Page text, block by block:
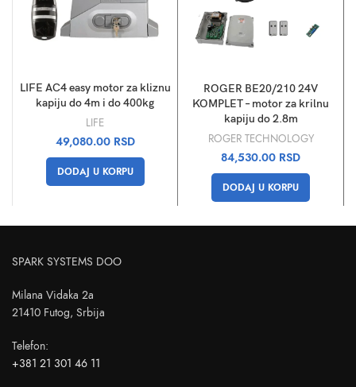
LIFE AC4 easy motor za kliznu
kapiju do 4m i do 400kg
LIFE
49,080.00 RSD
DODAJ U KORPU
ROGER BE20/210 24V
KOMPLET – motor za krilnu
kapiju do 2.8m
ROGER TECHNOLOGY
84,530.00 RSD
DODAJ U KORPU
SPARK SYSTEMS DOO
Milana Vidaka 2a
21410 Futog, Srbija
Telefon:
+381 21 301 46 11